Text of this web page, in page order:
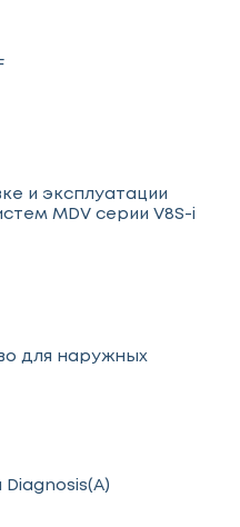
и эксплуатации
MDV серии V8S-i
для наружных